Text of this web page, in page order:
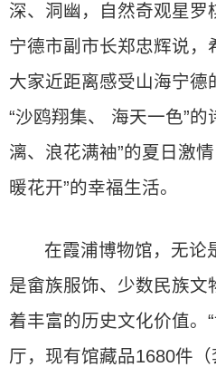
深、洞幽，自然奇观星罗
宁德市副市长郑忠辉说，
大家近距离感受山海宁德
“沙鸥翔集、 海天一色”
漓、浪花满袖”的夏日激
暖花开”的幸福生活。
在霞浦博物馆，无论
是畲族服饰、少数民族文
着丰富的历史文化价值。
厅，现有馆藏品1680件